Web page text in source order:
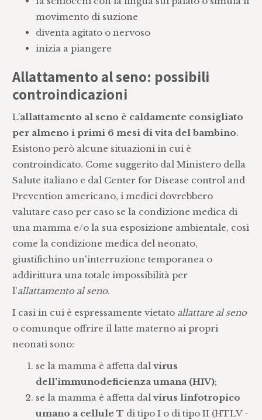
movimento di suzione
diventa agitato o nervoso
inizia a piangere
Allattamento al seno: possibili
controindicazioni
L’allattamento al seno è caldamente consigliato
per almeno i primi 6 mesi di vita del bambino.
Esistono però alcune situazioni in cui è
controindicato. Come suggerito dal Ministero della
Salute italiano e dal Center for Disease control and
Prevention americano, i medici dovrebbero
valutare caso per caso se la condizione medica di
una mamma e/o la sua esposizione ambientale, così
come la condizione medica del neonato,
giustifichino un'interruzione temporanea o
addirittura una totale impossibilità per
l'allattamento al seno.
I casi in cui è espressamente vietato allattare al seno
o comunque offrire il latte materno ai propri
neonati sono:
se la mamma è affetta dalvirus
dell'immunodeficienza umana (HIV);
se la mamma è affetta dalvirus linfotropico
umano a cellule T di tipo I o di tipo II (HTLV -